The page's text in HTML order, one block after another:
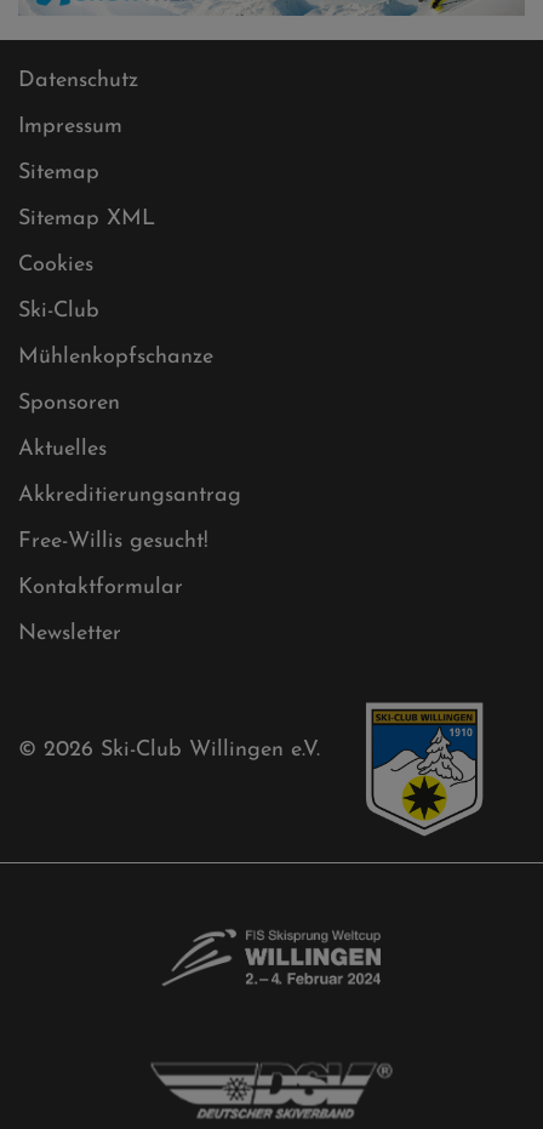
Datenschutz
Impressum
Sitemap
Sitemap XML
Cookies
Ski-Club
Mühlenkopfschanze
Kontaktformular